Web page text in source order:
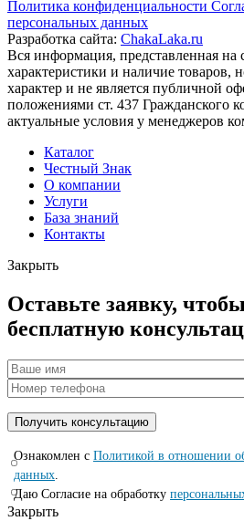
Политика конфиденциальности
персональных данных
Разработка сайта: ChakaLaka.ru
Вся информация, представленная на
характеристики и наличие
характер и не является публичной
положениями ст. 437 Гражданского
актуальные условия у менеджеров
Каталог
Честный Знак
О компании
Услуги
База знаний
Контакты
Закрыть
Оставьте заявку,
бесплатную
Ознакомлен с Политикой в отношении
данных
Даю Согласие на обработку
Закрыть